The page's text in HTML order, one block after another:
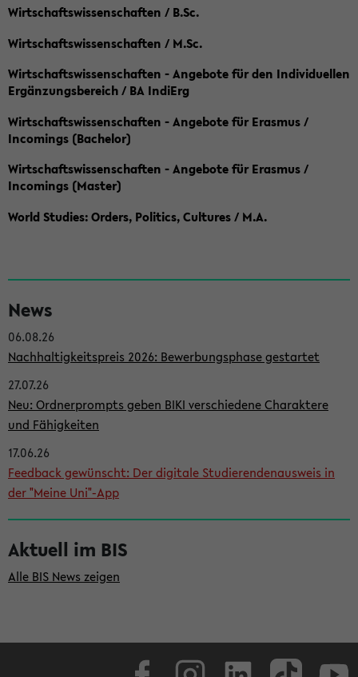
Wirtschaftswissenschaften / B.Sc.
Wirtschaftswissenschaften / M.Sc.
Wirtschaftswissenschaften - Angebote für den Individuellen
Ergänzungsbereich / BA IndiErg
Wirtschaftswissenschaften - Angebote für Erasmus /
Incomings (Bachelor)
Wirtschaftswissenschaften - Angebote für Erasmus /
Incomings (Master)
World Studies: Orders, Politics, Cultures / M.A.
e
i
t
e
n
l
e
i
s
t
e
News
06.08.26
Nachhaltigkeitspreis 2026: Bewerbungsphase gestartet
27.07.26
Neu: Ordnerprompts geben BIKI verschiedene Charaktere
und Fähigkeiten
17.06.26
Feedback gewünscht: Der digitale Studierendenausweis in
der "Meine Uni"-App
Aktuell im BIS
Alle BIS News zeigen